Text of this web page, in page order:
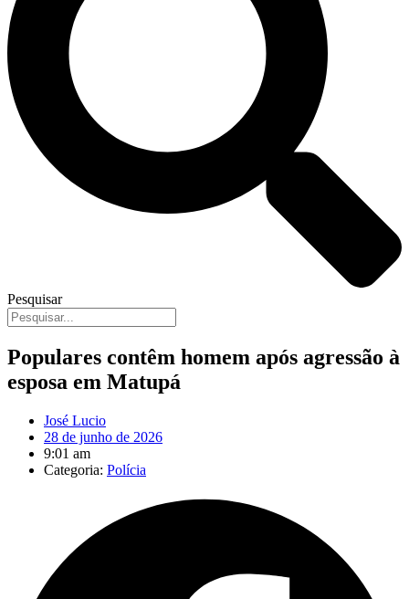
Pesquisar
Populares contêm homem após agressão à
esposa em Matupá
José Lucio
28 de junho de 2026
9:01 am
Categoria: Polícia